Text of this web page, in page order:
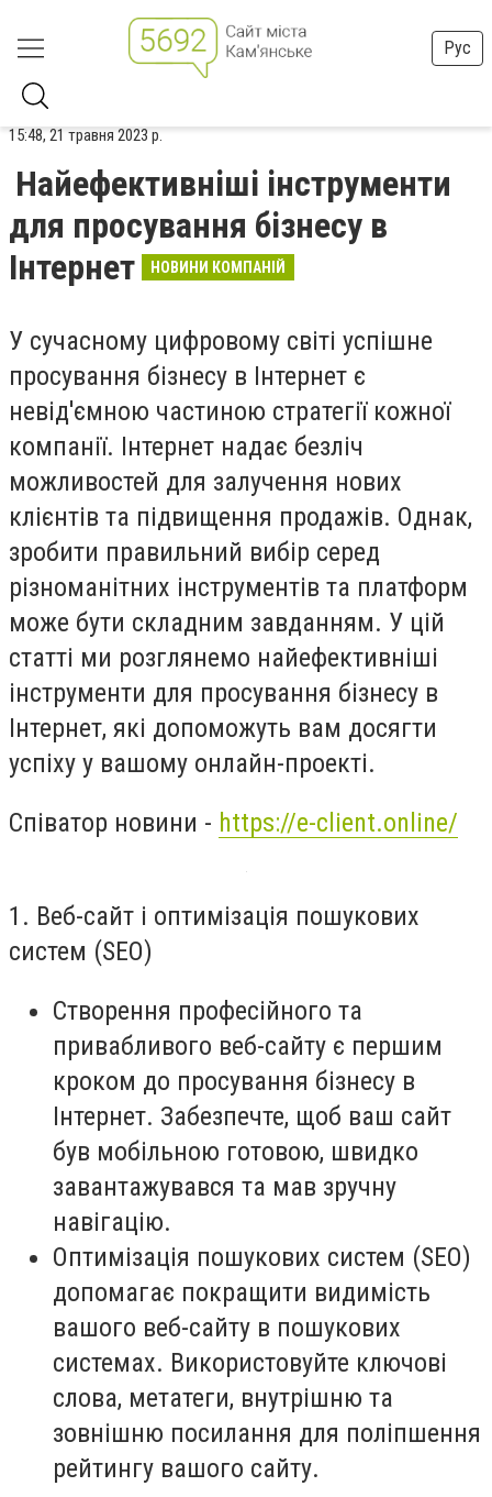
Рус
15:48, 21 травня 2023 р.
Найефективніші інструменти
для просування бізнесу в
Інтернет
НОВИНИ КОМПАНІЙ
У сучасному цифровому світі успішне
просування бізнесу в Інтернет є
невід'ємною частиною стратегії кожної
компанії. Інтернет надає безліч
можливостей для залучення нових
клієнтів та підвищення продажів. Однак,
зробити правильний вибір серед
різноманітних інструментів та платформ
може бути складним завданням. У цій
статті ми розглянемо найефективніші
інструменти для просування бізнесу в
Інтернет, які допоможуть вам досягти
успіху у вашому онлайн-проекті.
Співатор новини - https://e-client.online/
1. Веб-сайт і оптимізація пошукових
систем (SEO)
Створення професійного та
привабливого веб-сайту є першим
кроком до просування бізнесу в
Інтернет. Забезпечте, щоб ваш сайт
був мобільною готовою, швидко
завантажувався та мав зручну
навігацію.
Оптимізація пошукових систем (SEO)
допомагає покращити видимість
вашого веб-сайту в пошукових
системах. Використовуйте ключові
слова, метатеги, внутрішню та
зовнішню посилання для поліпшення
рейтингу вашого сайту.